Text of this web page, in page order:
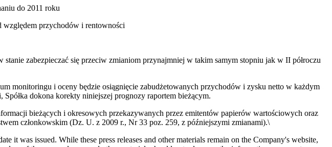
do 2011 roku
względem przychodów i rentowności
zabezpieczać się przeciw zmianiom przynajmniej w takim samym stopniu jak w II półroczu
monitoringu i oceny będzie osiągnięcie zabudżetowanych przychodów i zysku netto w każdym
dokona korekty niniejszej prognozy raportem bieżącym.
bieżących i okresowych przekazywanych przez emitentów papierów wartościowych oraz
członkowskim (Dz. U. z 2009 r., Nr 33 poz. 259, z późniejszymi zmianami).\
it was issued. While these press releases and other materials remain on the Company's website,